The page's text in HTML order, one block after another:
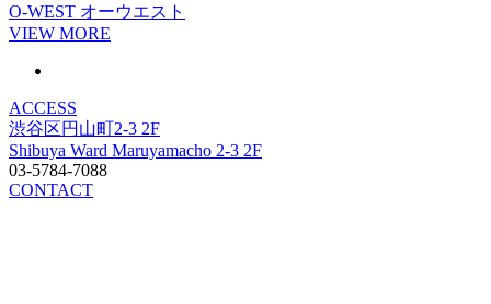
O-WEST オーウエスト
VIEW MORE
ACCESS
渋谷区円山町2-3 2F
Shibuya Ward Maruyamacho 2-3 2F
03-5784-7088
CONTACT